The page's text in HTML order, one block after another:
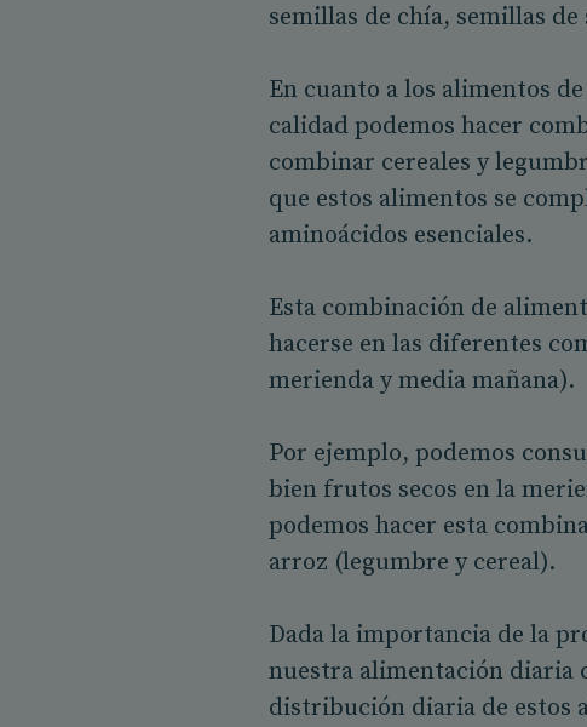
semillas de chía, semillas de
En cuanto a los alimentos
calidad podemos hacer
combinar cereales y
que estos alimentos se
aminoácidos esenciales.
Esta combinación de
hacerse en las diferentes
merienda y media mañana).
Por ejemplo, podemos
bien frutos secos en la
podemos hacer esta
arroz (legumbre y cereal).
Dada la importancia de la
nuestra alimentación diaria
distribución diaria de estos